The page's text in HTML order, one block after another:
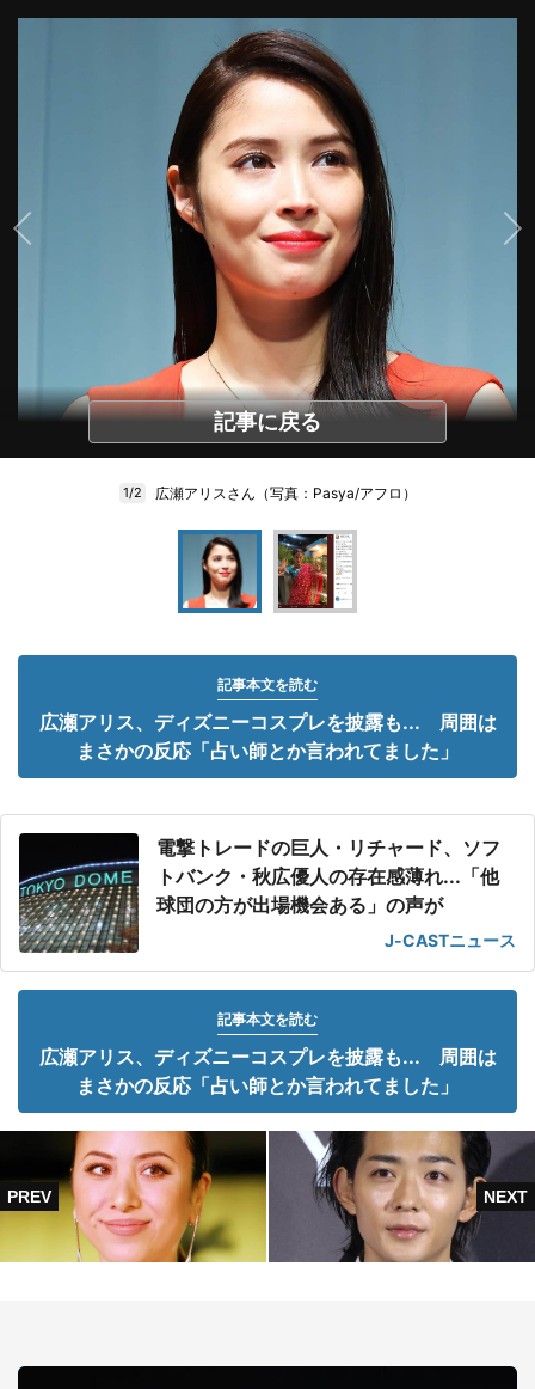
記事に戻る
1/2 広瀬アリスさん（写真：Pasya/アフロ）
記事本文を読む
広瀬アリス、ディズニーコスプレを披露も... 周囲は
まさかの反応「占い師とか言われてました」
電撃トレードの巨人・リチャード、ソフ
トバンク・秋広優人の存在感薄れ...「他
球団の方が出場機会ある」の声が
J-CASTニュース
記事本文を読む
広瀬アリス、ディズニーコスプレを披露も... 周囲は
まさかの反応「占い師とか言われてました」